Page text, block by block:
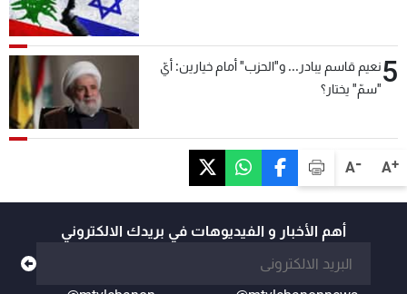
A+
A-
5نعيم قاسم يبادر... و"الحزب" أمام خيارين: أيّ
"سمّ" يختار؟
أهم الأخبار و الفيديوهات في بريدك الالكتروني